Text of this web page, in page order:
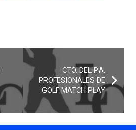
CTO. DEL P.A.
PROFESIONALES DE
GOLF MATCH PLAY